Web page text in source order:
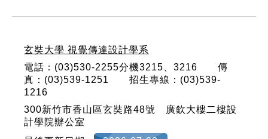
玄奘大學 視覺傳達設計學系
電話：(03)530-2255分機3215、3216 傳
真：(03)539-1251 招生專線：(03)539-
1216
300新竹市香山區玄奘路48號 廣欽大樓二樓設
計學院辦公室